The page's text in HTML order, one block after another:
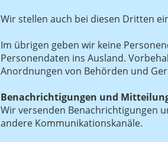
Wir stellen auch bei diesen Dritten
Im übrigen geben wir keine
Personendaten ins Ausland.
Anordnungen von Behörden und
Benachrichtigungen und
Wir versenden Benachrichtigungen
andere Kommunikationskanäle.